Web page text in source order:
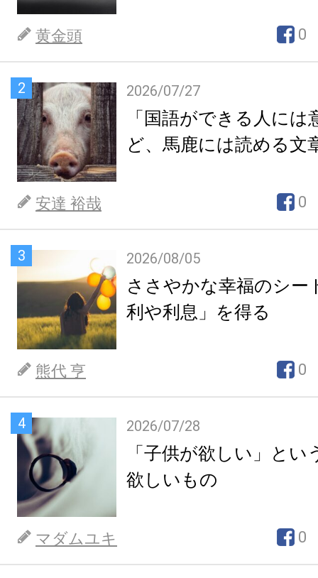
黄金頭 0
2 2026/07/27
「国語ができる人には
ど、馬鹿には読める文
安達 裕哉 0
3 2026/08/05
ささやかな幸福のシー
利や利息」を得る
熊代 亨 0
4 2026/07/28
「子供が欲しい」とい
欲しいもの
マダムユキ 0